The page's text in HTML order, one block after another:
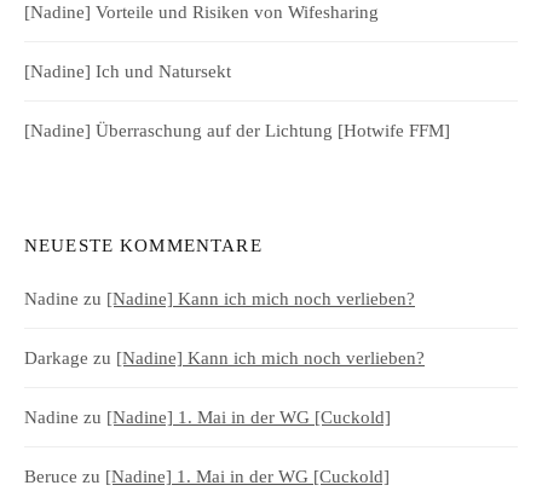
[Nadine] Vorteile und Risiken von Wifesharing
[Nadine] Ich und Natursekt
[Nadine] Überraschung auf der Lichtung [Hotwife FFM]
NEUESTE KOMMENTARE
Nadine zu [Nadine] Kann ich mich noch verlieben?
Darkage zu [Nadine] Kann ich mich noch verlieben?
Nadine zu [Nadine] 1. Mai in der WG [Cuckold]
Beruce zu [Nadine] 1. Mai in der WG [Cuckold]